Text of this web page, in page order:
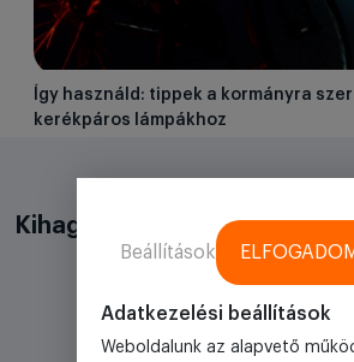
Így használd: tippek a kormányra
kerékpáros lámpákhoz
Kihagyhatatlan akciók
Adatkezelési beállítások
Weboldalunk az alapvető
Beállítások